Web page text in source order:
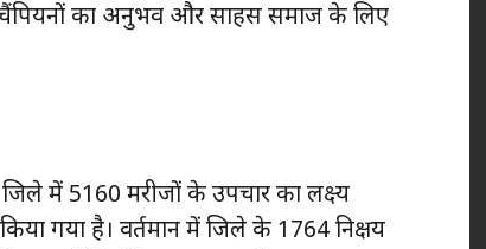
चैंपियनों का अनुभव और साहस समाज के लिए
जिले में 5160 मरीजों के उपचार का लक्ष्य
गया है। वर्तमान में जिले के 1764 निक्षय